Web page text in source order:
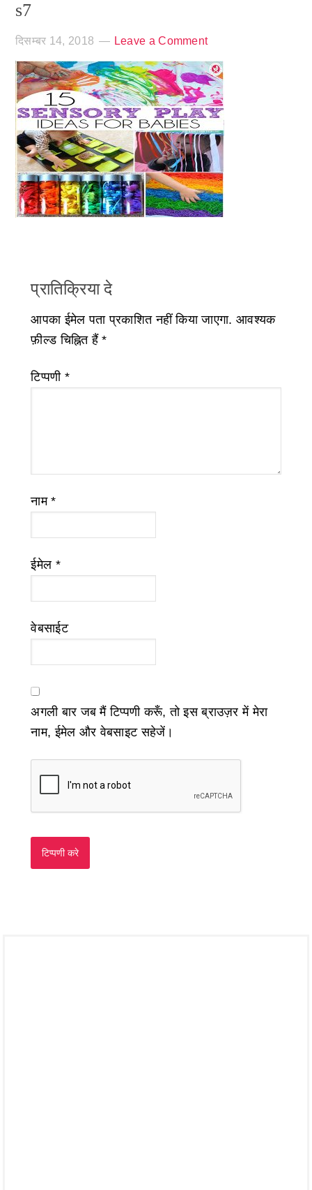
s7
दिसम्बर 14, 2018 Leave a Comment
प्रातिक्रिया दे
आपका ईमेल पता प्रकाशित नहीं किया जाएगा. आवश्यक
फ़ील्ड चिह्नित हैं*
टिप्पणी *
नाम*
ईमेल *
वेबसाईट
अगली बार जब मैं टिप्पणी करूँ, तो इस ब्राउज़र में मेरा
नाम, ईमेल और वेबसाइट सहेजें।